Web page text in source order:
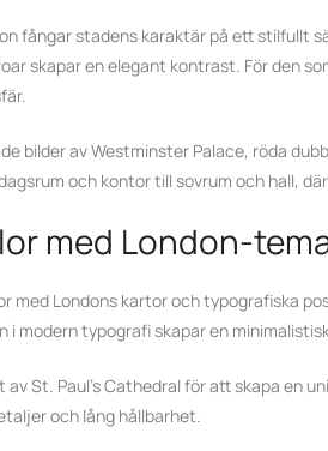
fångar stadens karaktär på ett stilfullt
skapar en elegant kontrast. För den
bilder av Westminster Palace, röda
och kontor till sovrum och hall,
med London-
med Londons kartor och typografiska
modern typografi skapar en
St. Paul’s Cathedral för att skapa en
och lång hållbarhet.